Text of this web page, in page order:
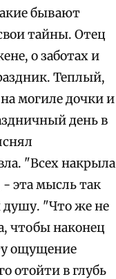
бывают
тайны. Отец
о заботах и
Теплый,
могиле дочки и
день в
"Всех накрыла
эта мысль так
душу. "Что же не
чтобы наконец
ощущение
отойти в глубь